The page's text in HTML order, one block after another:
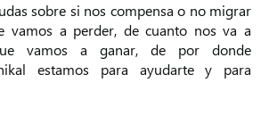
sobre si nos compensa o no migrar
vamos a perder, de cuanto nos va a
vamos a ganar, de por donde
estamos para ayudarte y para